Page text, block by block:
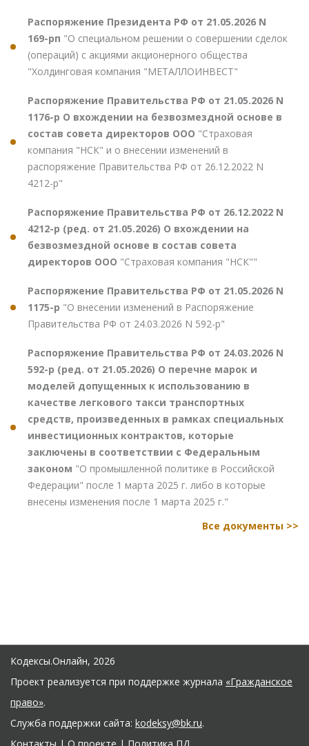
Распоряжение Президента РФ от 21.05.2026 N
169-рп "О специальном решении о совершении сделок
(операций) с акциями акционерного общества
"Холдинговая компания "МЕТАЛЛОИНВЕСТ"
Распоряжение Правительства РФ от 21.05.2026 N
1176-р О вхождении на безвозмездной основе в
состав совета директоров ООО "Страховая
компания "НСК" и о внесении изменений в
распоряжение Правительства РФ от 26.12.2022 N
4212-р"
Распоряжение Правительства РФ от 26.12.2022 N
4212-р (ред. от 21.05.2026) О вхождении на
безвозмездной основе в состав совета
директоров ООО "Страховая компания "НСК""
Распоряжение Правительства РФ от 21.05.2026 N
1175-р "О внесении изменений в Распоряжение
Правительства РФ от 24.03.2026 N 592-р"
Распоряжение Правительства РФ от 24.03.2026 N
592-р (ред. от 21.05.2026) О перечне марок и
моделей допущенных к использованию в
качестве легкового такси транспортных
средств, произведенных в рамках специальных
инвестиционных контрактов, которые
заключены в соответствии с Федеральным
законом "О промышленной политике в Российской
Федерации" после 1 марта 2025 г. либо в которые
внесены изменения после 1 марта 2025 г."
Все документы >>
Кодексы.Онлайн, 2026
Проект реализуется при поддержке журнала «Гражданское
право».
Служба поддержки сайта: kodeksy@bk.ru.